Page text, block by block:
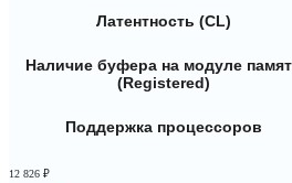
Латентность (CL)
Наличие буфера на модуле
(Registered)
Поддержка процессоров
12 826 ₽